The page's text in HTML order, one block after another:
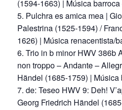
(1594-1663) | Música
Pulchra es amica mea |
Palestrina (1525-1594) /
1626) | Música renacentista/
Trio in b minor HWV 386b
non troppo – Andante –
Händel (1685-1759) |
de: Teseo HWV 9: Deh!
Georg Friedrich Händel